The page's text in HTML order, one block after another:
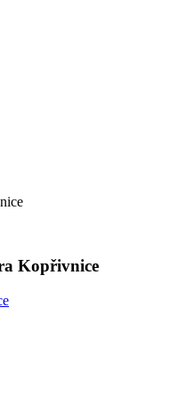
Kopřivnice